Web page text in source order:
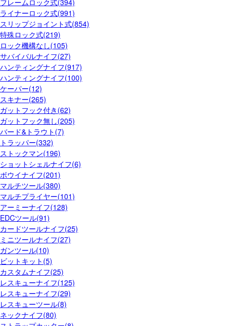
ライナーロック式(991)
スリップジョイント式(854)
特殊ロック式(219)
ロック機構なし(105)
サバイバルナイフ(27)
ハンティングナイフ(917)
ハンティングナイフ(100)
ケーパー(12)
スキナー(265)
ガットフック付き(62)
ガットフック無し(205)
バード&トラウト(7)
トラッパー(332)
ストックマン(196)
ショットシェルナイフ(6)
ボウイナイフ(201)
マルチツール(380)
マルチプライヤー(101)
アーミーナイフ(128)
EDCツール(91)
カードツールナイフ(25)
ミニツールナイフ(27)
ガンツール(10)
ビットキット(5)
カスタムナイフ(25)
レスキューナイフ(125)
レスキューナイフ(29)
レスキューツール(8)
ネックナイフ(80)